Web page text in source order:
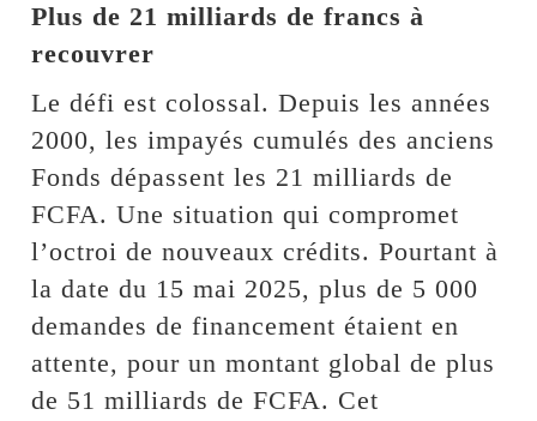
Plus de 21 milliards de francs à
recouvrer
Le défi est colossal. Depuis les années
2000, les impayés cumulés des anciens
Fonds dépassent les 21 milliards de
FCFA. Une situation qui compromet
l’octroi de nouveaux crédits. Pourtant à
la date du 15 mai 2025, plus de 5 000
demandes de financement étaient en
attente, pour un montant global de plus
de 51 milliards de FCFA. Cet